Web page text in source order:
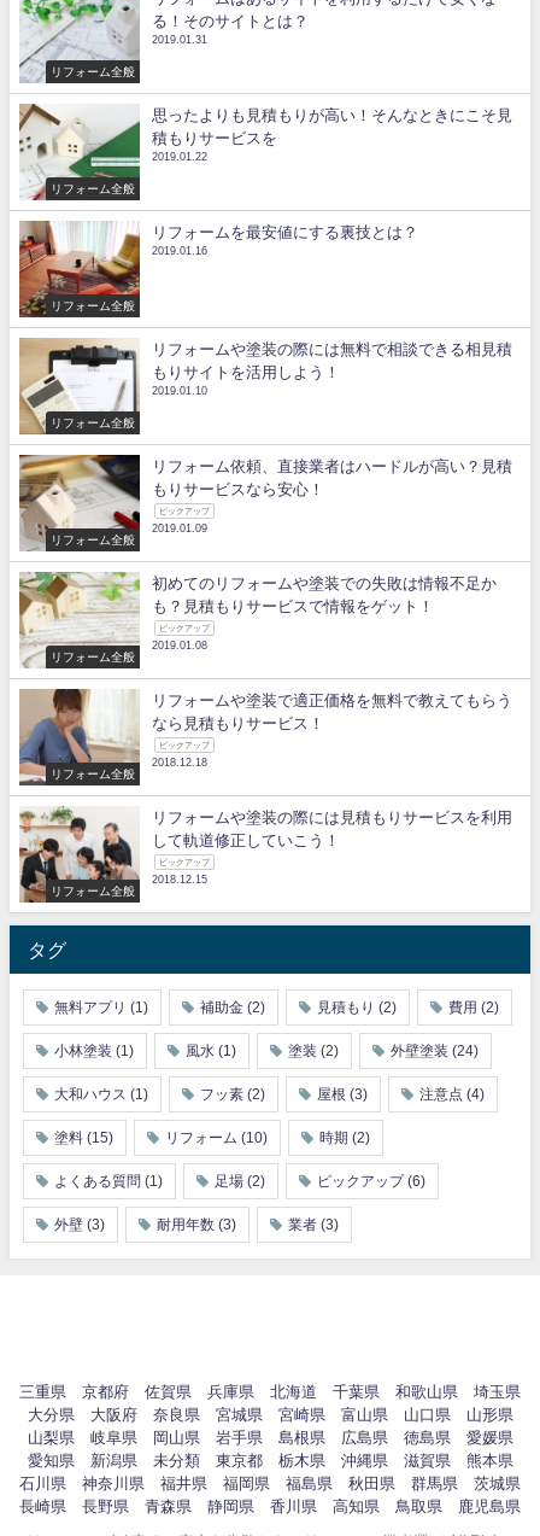
リフォーム全般
る！そのサイトとは？
2019.01.31
リフォーム全般
思ったよりも見積もりが高い！そんなときにこそ見
積もりサービスを
2019.01.22
リフォーム全般
リフォームを最安値にする裏技とは？
2019.01.16
リフォーム全般
リフォームや塗装の際には無料で相談できる相見積
もりサイトを活用しよう！
2019.01.10
リフォーム全般
リフォーム依頼、直接業者はハードルが高い？見積
もりサービスなら安心！
ピックアップ
2019.01.09
リフォーム全般
初めてのリフォームや塗装での失敗は情報不足か
も？見積もりサービスで情報をゲット！
ピックアップ
2019.01.08
リフォーム全般
リフォームや塗装で適正価格を無料で教えてもらう
なら見積もりサービス！
ピックアップ
2018.12.18
リフォーム全般
リフォームや塗装の際には見積もりサービスを利用
して軌道修正していこう！
ピックアップ
2018.12.15
タグ
無料アプリ (1) 補助金 (2) 見積もり (2) 費用 (2)
小林塗装 (1) 風水 (1) 塗装 (2) 外壁塗装 (24)
大和ハウス (1) フッ素 (2) 屋根 (3) 注意点 (4)
塗料 (15) リフォーム (10) 時期 (2)
よくある質問 (1) 足場 (2) ピックアップ (6)
外壁 (3) 耐用年数 (3) 業者 (3)
三重県 京都府 佐賀県 兵庫県 北海道 千葉県 和歌山県
埼玉県
大分県
大阪府 奈良県 宮城県 宮崎県 富山県 山口県
山形県
山梨県
岐阜県 岡山県 岩手県 島根県 広島県 徳島県
愛媛県
愛知県
新潟県 未分類 東京都 栃木県 沖縄県 滋賀県
熊本県
石川県
神奈川県 福井県 福岡県 福島県 秋田県 群馬県
茨城県
長崎県
長野県 青森県 静岡県 香川県 高知県 鳥取県 鹿児島県